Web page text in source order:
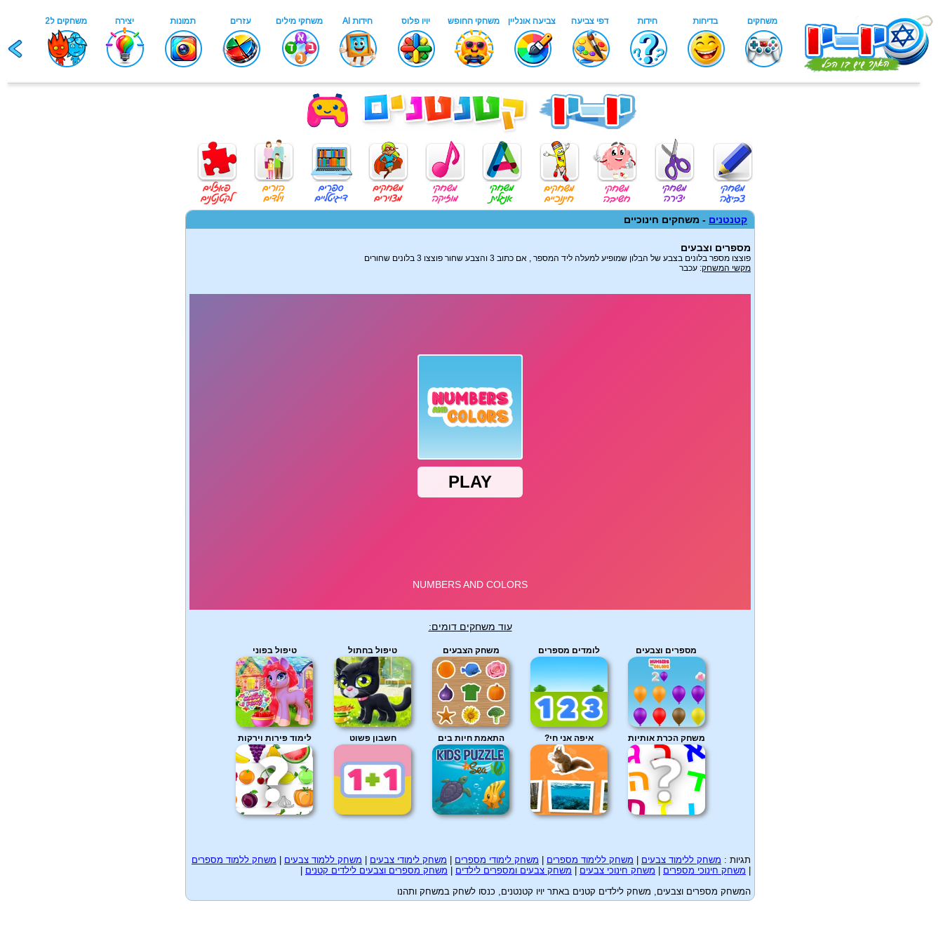
קטנטנים - משחקים חינוכיים
מספרים וצבעים
פוצצו מספר בלונים בצבע של הבלון שמופיע למעלה ליד המספר , אם כתוב 3 והצבע שחור פוצצו 3 בלונים שחורים
מקשי המשחק: עכבר
עוד משחקים דומים:
מספרים וצבעים לומדים מספרים משחק הצבעים טיפול בחתול טיפול בפוני
משחק הכרת אותיות איפה אני חי? התאמת חיות בים חשבון פשוט לימוד פירות וירקות
תגיות : משחק ללימוד צבעים משחק ללימוד מספרים משחק לימודי מספרים משחק לימודי צבעים משחק ללמוד צבעים
משחק ללמוד מספרים
משחק חינוכי מספרים משחק חינוכי צבעים משחק צבעים ומספרים לילדים משחק מספרים וצבעים לילדים קטנים
המשחק מספרים וצבעים, משחק לילדים קטנים באתר יויו קטנטנים, כנסו לשחק במשחק ותהנו